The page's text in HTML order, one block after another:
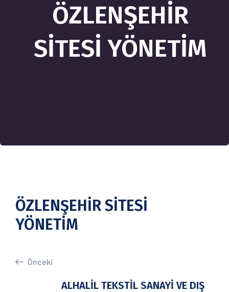
ÖZLENŞEHİR
SİTESİ YÖNETİM
ÖZLENŞEHİR SİTESİ
YÖNETİM
Önceki
ALHALİL TEKSTİL SANAYİ VE DIŞ